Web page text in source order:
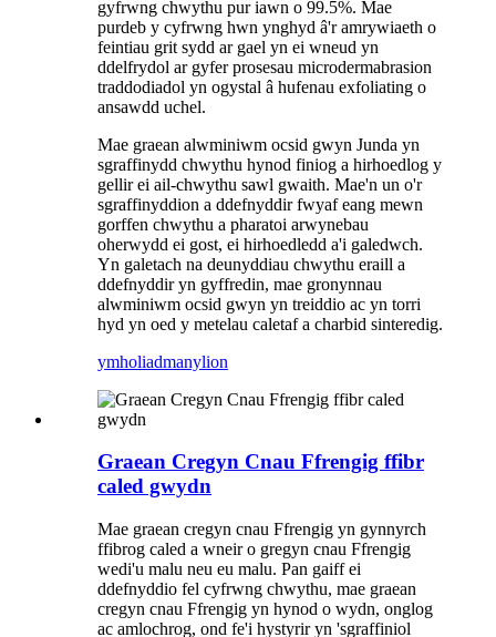
gyfrwng chwythu pur iawn o 99.5%. Mae
purdeb y cyfrwng hwn ynghyd â'r amrywiaeth o
feintiau grit sydd ar gael yn ei wneud yn
ddelfrydol ar gyfer prosesau microdermabrasion
traddodiadol yn ogystal â hufenau exfoliating o
ansawdd uchel.
Mae graean alwminiwm ocsid gwyn Junda yn
sgraffinydd chwythu hynod finiog a hirhoedlog y
gellir ei ail-chwythu sawl gwaith. Mae'n un o'r
sgraffinyddion a ddefnyddir fwyaf eang mewn
gorffen chwythu a pharatoi arwynebau
oherwydd ei gost, ei hirhoedledd a'i galedwch.
Yn galetach na deunyddiau chwythu eraill a
ddefnyddir yn gyffredin, mae gronynnau
alwminiwm ocsid gwyn yn treiddio ac yn torri
hyd yn oed y metelau caletaf a charbid sinteredig.
ymholiadmanylion
Graean Cregyn Cnau Ffrengig ffibr
caled gwydn
Mae graean cregyn cnau Ffrengig yn gynnyrch
ffibrog caled a wneir o gregyn cnau Ffrengig
wedi'u malu neu eu malu. Pan gaiff ei
ddefnyddio fel cyfrwng chwythu, mae graean
cregyn cnau Ffrengig yn hynod o wydn, onglog
ac amlochrog, ond fe'i hystyrir yn 'sgraffiniol